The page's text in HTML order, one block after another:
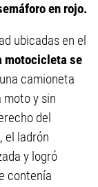
en rojo.
ubicadas en el
motocicleta se
camioneta
moto y sin
del
el ladrón
y logró
contenía